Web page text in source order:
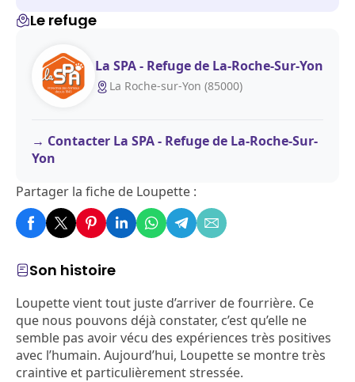
Son histoire
Loupette vient tout juste d’arriver de fourrière. Ce
que nous pouvons déjà constater, c’est qu’elle ne
semble pas avoir vécu des expériences très positives
avec l’humain. Aujourd’hui, Loupette se montre très
craintive et particulièrement stressée.
Le refuge
La SPA - Refuge de La-Roche-Sur-Yon
La Roche-sur-Yon (85000)
Contacter La SPA - Refuge de La-Roche-Sur-
Yon
Partager la fiche de Loupette :